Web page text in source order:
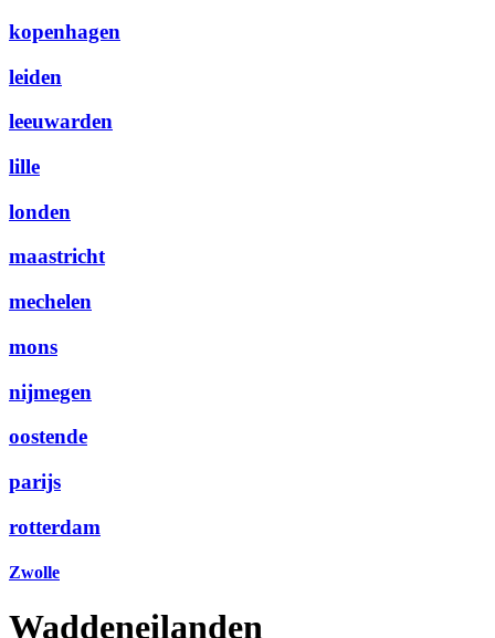
kopenhagen
leiden
leeuwarden
lille
londen
maastricht
mechelen
mons
nijmegen
oostende
parijs
rotterdam
Zwolle
Waddeneilanden